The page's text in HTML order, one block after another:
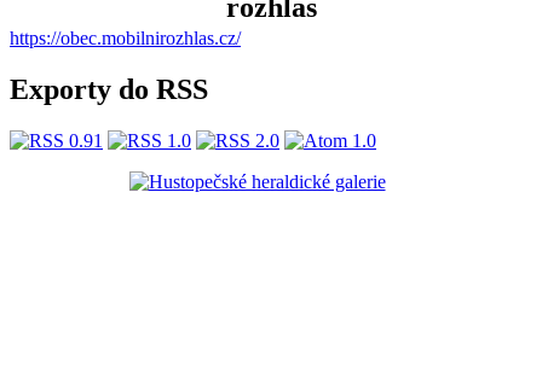
https://obec.mobilnirozhlas.cz/
Exporty do RSS